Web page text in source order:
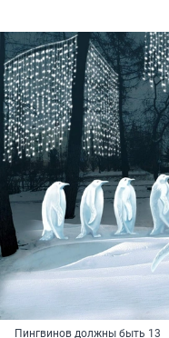
Пингвинов должны быть 13